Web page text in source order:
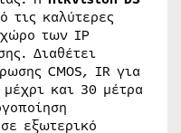
τις καλύτερες
των IP
Διαθέτει
CMOS, IR για
και 30 μέτρα
εξωτερικό